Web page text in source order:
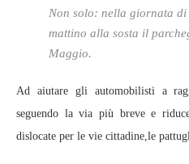
Non solo: nella giornata
mattino alla sosta il
Maggio.
Ad aiutare gli automobilisti a
seguendo la via più breve e
dislocate per le vie cittadine,le